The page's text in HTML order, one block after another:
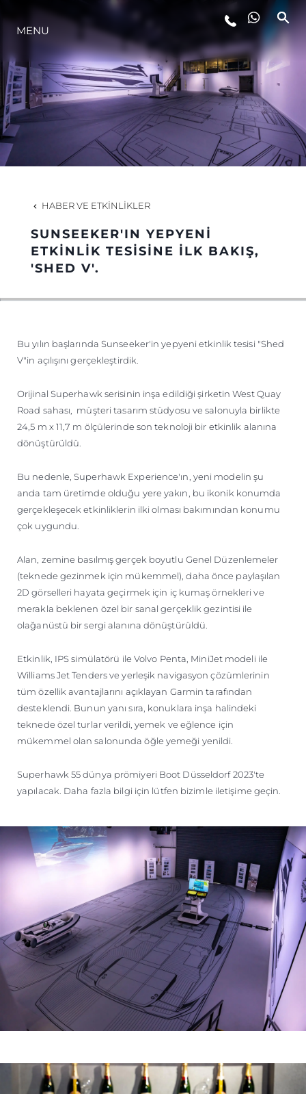
YAŞAM ŞEKLİ
YENILIK
ŞİRKET
MİRAS
MENU
HABER VE ETKINLIKLER
SUNSEEKER'IN YEPYENİ
ETKİNLİK TESİSİNE İLK BAKIŞ,
'SHED V'.
Bu yılın başlarında Sunseeker'in yepyeni etkinlik tesisi "Shed
V"in açılışını gerçekleştirdik.
Orijinal Superhawk serisinin inşa edildiği şirketin West Quay
Road sahası, müşteri tasarım stüdyosu ve salonuyla birlikte
24,5 m x 11,7 m ölçülerinde son teknoloji bir etkinlik alanına
dönüştürüldü.
Bu nedenle, Superhawk Experience'ın, yeni modelin şu
anda tam üretimde olduğu yere yakın, bu ikonik konumda
gerçekleşecek etkinliklerin ilki olması bakımından konumu
çok uygundu.
Alan, zemine basılmış gerçek boyutlu Genel Düzenlemeler
(teknede gezinmek için mükemmel), daha önce paylaşılan
2D görselleri hayata geçirmek için iç kumaş örnekleri ve
merakla beklenen özel bir sanal gerçeklik gezintisi ile
olağanüstü bir sergi alanına dönüştürüldü.
Etkinlik, IPS simülatörü ile Volvo Penta, MiniJet modeli ile
Williams Jet Tenders ve yerleşik navigasyon çözümlerinin
tüm özellik avantajlarını açıklayan Garmin tarafından
desteklendi. Bunun yanı sıra, konuklara inşa halindeki
teknede özel turlar verildi, yemek ve eğlence için
mükemmel olan salonunda öğle yemeği yenildi.
Superhawk 55 dünya prömiyeri Boot Düsseldorf 2023'te
yapılacak. Daha fazla bilgi için lütfen bizimle iletişime geçin.